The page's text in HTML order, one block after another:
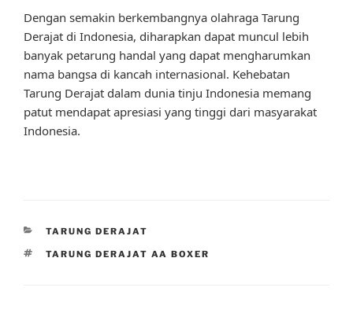
Dengan semakin berkembangnya olahraga Tarung
Derajat di Indonesia, diharapkan dapat muncul lebih
banyak petarung handal yang dapat mengharumkan
nama bangsa di kancah internasional. Kehebatan
Tarung Derajat dalam dunia tinju Indonesia memang
patut mendapat apresiasi yang tinggi dari masyarakat
Indonesia.
CATEGORIES
TARUNG DERAJAT
TAGS
TARUNG DERAJAT AA BOXER